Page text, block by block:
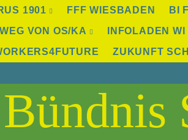
1901 FFF WIESBADEN
BI
VON OS/KA INFOLADEN WI
ZUKUNFT
Bündnis